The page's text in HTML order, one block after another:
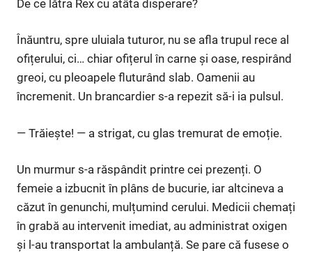
De ce lătra Rex cu atâta disperare?
Înăuntru, spre uluiala tuturor, nu se afla trupul rece al
ofițerului, ci… chiar ofițerul în carne și oase, respirând
greoi, cu pleoapele fluturând slab. Oamenii au
încremenit. Un brancardier s-a repezit să-i ia pulsul.
— Trăiește! — a strigat, cu glas tremurat de emoție.
Un murmur s-a răspândit printre cei prezenți. O
femeie a izbucnit în plâns de bucurie, iar altcineva a
căzut în genunchi, mulțumind cerului. Medicii chemați
în grabă au intervenit imediat, au administrat oxigen
și l-au transportat la ambulanță. Se pare că fusese o